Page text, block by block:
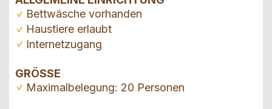
Bettwäsche vorhanden
Haustiere erlaubt
Internetzugang
GRÖSSE
Maximalbelegung: 20 Personen